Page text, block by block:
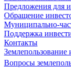
Предложения для
Обращение
Муниципально-
Поддержка
Контакты
Землепользование
Вопросы